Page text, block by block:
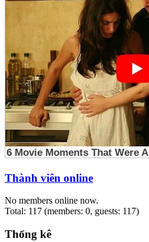
Thành viên online
No members online now.
Total: 117 (members: 0, guests: 117)
Thống kê